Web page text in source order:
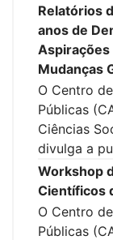
Relatórios
anos de
Aspirações
Mudanças
O Centro
Públicas
Ciências
divulga a
Workshop
Científicos
O Centro
Públicas